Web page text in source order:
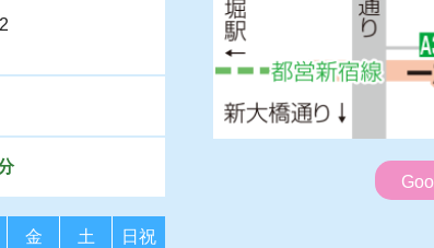
金 土 日祝